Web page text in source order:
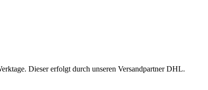
Dieser erfolgt durch unseren Versandpartner DHL.